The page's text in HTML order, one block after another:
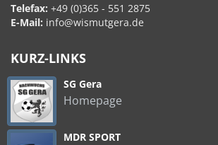
Telefax: +49 (0)365 - 551 2875
E-Mail: info@wismutgera.de
KURZ-LINKS
SG Gera
Homepage
MDR SPORT